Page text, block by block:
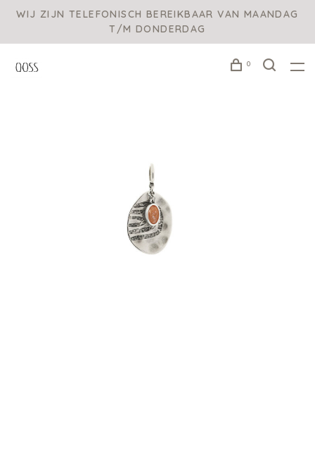
WIJ ZIJN TELEFONISCH BEREIKBAAR VAN MAANDAG
T/M DONDERDAG
0